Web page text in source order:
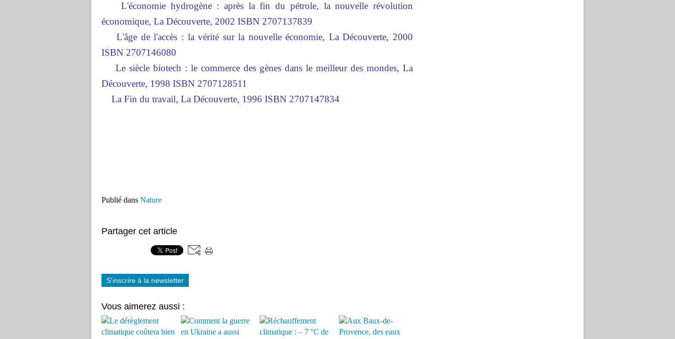
L'économie hydrogène : après la fin du pétrole, la nouvelle révolution
économique, La Découverte, 2002 ISBN 2707137839
L'âge de l'accès : la vérité sur la nouvelle économie, La Découverte, 2000
ISBN 2707146080
Le siècle biotech : le commerce des gènes dans le meilleur des mondes, La
Découverte, 1998 ISBN 2707128511
La Fin du travail, La Découverte, 1996 ISBN 2707147834
Publié dans Nature
Partager cet article
S'inscrire à la newsletter
Vous aimerez aussi :